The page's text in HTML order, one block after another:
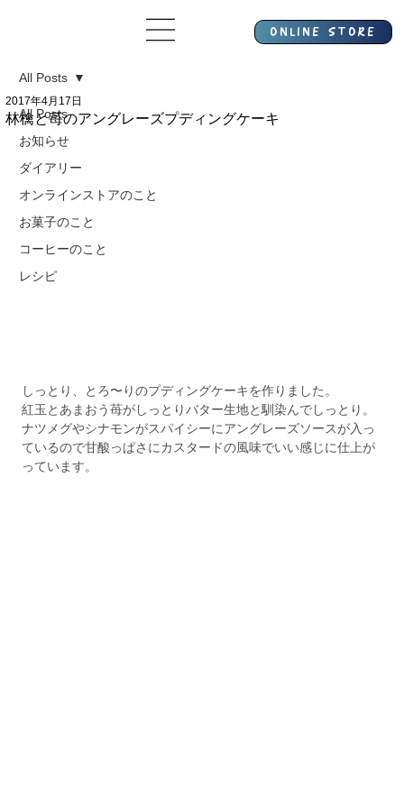
All Posts
お知らせ
ダイアリー
オンラインストアのこと
お菓子のこと
コーヒーのこと
レシピ
All Posts
林檎と苺のアングレーズプディングケーキ
2017年4月17日
しっとり、とろ〜りのプディングケーキを作りました。
紅玉とあまおう苺がしっとりバター生地と馴染んでしっとり。
ナツメグやシナモンがスパイシーにアングレーズソースが入っ
ているので甘酸っぱさにカスタードの風味でいい感じに仕上が
っています。